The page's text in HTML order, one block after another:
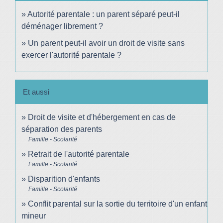
Autorité parentale : un parent séparé peut-il
déménager librement ?
Un parent peut-il avoir un droit de visite sans
exercer l'autorité parentale ?
Et aussi
Droit de visite et d'hébergement en cas de
séparation des parents
Famille - Scolarité
Retrait de l'autorité parentale
Famille - Scolarité
Disparition d'enfants
Famille - Scolarité
Conflit parental sur la sortie du territoire d'un enfant
mineur